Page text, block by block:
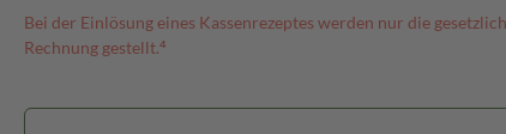
Bei der Einlösung eines Kassenrezeptes werden nur die
Rechnung gestellt.⁴